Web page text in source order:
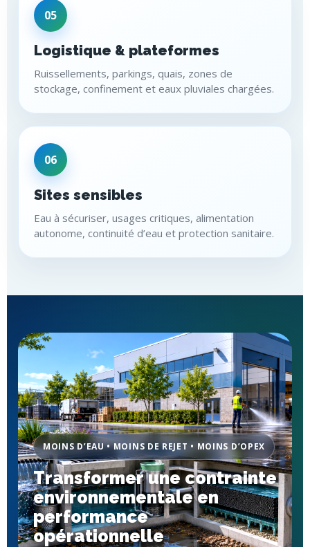
05
Logistique & plateformes
Ruissellements, parkings, quais, zones de
stockage, confinement et eaux pluviales chargées.
06
Sites sensibles
Eau à sécuriser, usages critiques, alimentation
autonome, continuité d’eau et protection sanitaire.
MOINS D’EAU • MOINS DE REJET • MOINS D’OPEX
Transformer une contrainte
environnementale en
performance
opérationnelle